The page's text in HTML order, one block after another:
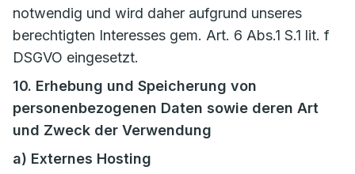
notwendig und wird daher aufgrund unseres
berechtigten Interesses gem. Art. 6 Abs.1 S.1 lit. f
DSGVO eingesetzt.
10. Erhebung und Speicherung von
personenbezogenen Daten sowie deren Art
und Zweck der Verwendung
a) Externes Hosting